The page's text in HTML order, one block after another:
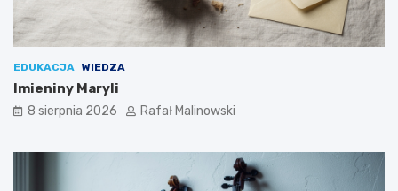
EDUKACJA WIEDZA
Imieniny Maryli
8 sierpnia 2026 Rafał Malinowski